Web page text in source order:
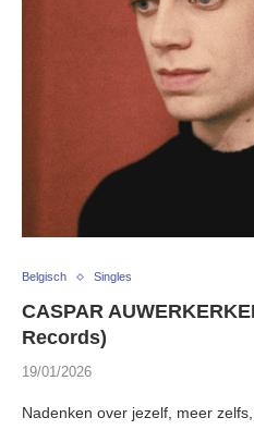
Belgisch Singles
CASPAR
Records)
19/01/2026
Nadenken over jezelf, meer